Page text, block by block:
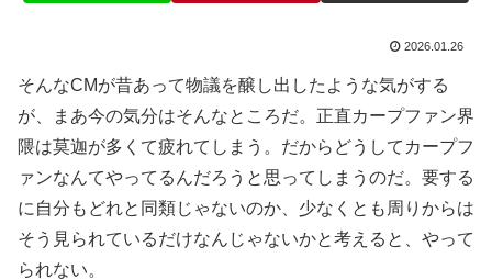
2026.01.26
そんなCMが昔あって物議を醸し出したような気がする
が、まあ今の気分はそんなところだ。正直カープファン界
隈は莫迦が多くて疲れてしまう。だからどうしてカープフ
ァンなんてやってるんだろうと思ってしまうのだ。要する
に自分もどれと同類じゃないのか、少なくとも周りからは
そう見られているだけなんじゃないかと考えると、やって
られない。